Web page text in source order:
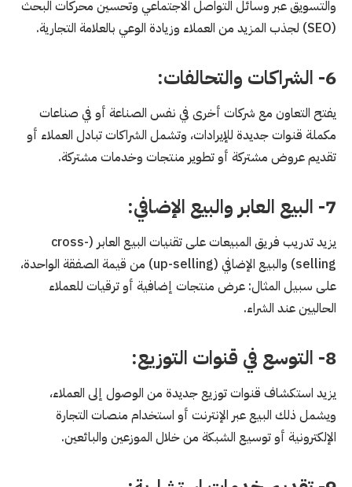
والتسويق عبر وسائل التواصل الاجتماعي وتحسين محركات البحث
(SEO) لجذب المزيد من العملاء وزيادة الوعي بالعلامة التجارية.
6- الشراكات والتحالفات:
يفتح التعاون مع شركات أخرى في نفس الصناعة أو في صناعات
مكملة قنوات جديدة للإيرادات، وتشمل الشراكات تبادل العملاء أو
تقديم عروض مشتركة أو تطوير منتجات وخدمات مشتركة.
7- البيع العابر والبيع الإضافي:
يزيد تدريب فريق المبيعات على تقنيات البيع العابر (cross-
selling) والبيع الإضافي (up-selling) من قيمة الصفقة الواحدة،
على سبيل المثال: عرض منتجات إضافية أو ترقيات للعملاء
الحاليين عند الشراء.
8- التوسع في قنوات التوزيع:
يزيد استكشاف قنوات توزيع جديدة من الوصول إلى العملاء،
ويشمل ذلك البيع عبر الإنترنت أو استخدام منصات التجارة
الإلكترونية أو توسيع الشبكة من خلال الموزعين والبائعين.